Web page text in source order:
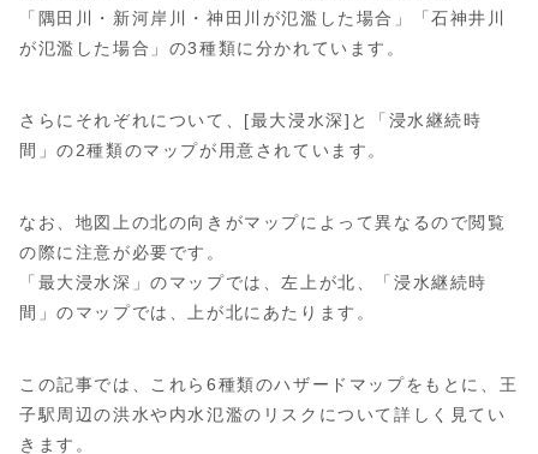
「隅田川・新河岸川・神田川が氾濫した場合」「石神井川
が氾濫した場合」の3種類に分かれています。
さらにそれぞれについて、[最大浸水深]と「浸水継続時
間」の2種類のマップが用意されています。
なお、地図上の北の向きがマップによって異なるので閲覧
の際に注意が必要です。
「最大浸水深」のマップでは、左上が北、「浸水継続時
間」のマップでは、上が北にあたります。
この記事では、これら6種類のハザードマップをもとに、王
子駅周辺の洪水や内水氾濫のリスクについて詳しく見てい
きます。